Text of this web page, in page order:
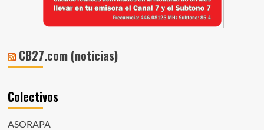
CB27.com (noticias)
Colectivos
ASORAPA